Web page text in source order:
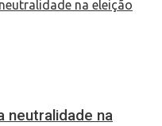
neutralidade na